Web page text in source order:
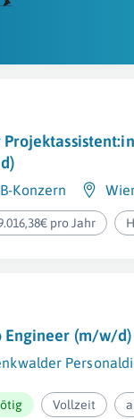
Konzern
pro Jahr
Engineer (m/w/
Vollzeit